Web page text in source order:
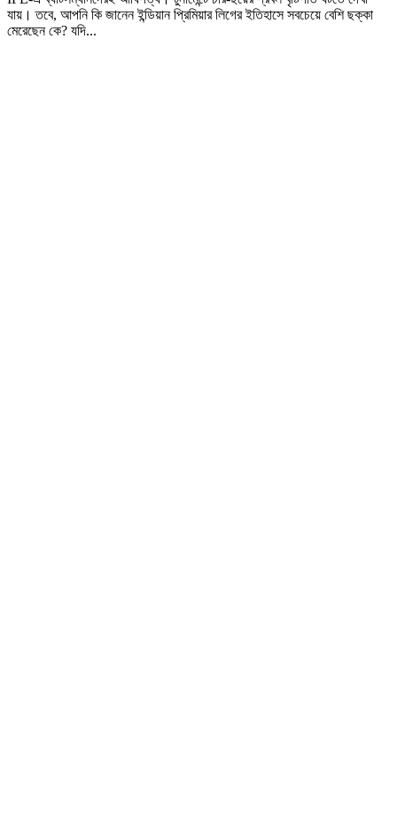
যায়। তবে, আপনি কি জানেন ইন্ডিয়ান প্রিমিয়ার লিগের ইতিহাসে সবচেয়ে বেশি ছক্কা
মেরেছেন কে? যদি...